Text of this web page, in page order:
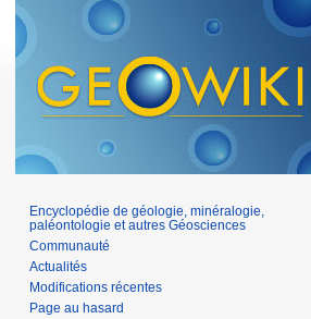
Encyclopédie de géologie, minéralogie,
paléontologie et autres Géosciences
Communauté
Actualités
Modifications récentes
Page au hasard